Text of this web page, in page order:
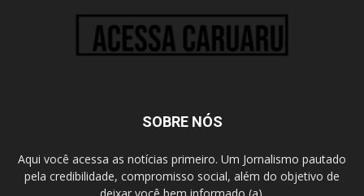
SOBRE NÓS
Aqui você acessa as notícias primeiro. Um Jornalismo pautado
pela credibilidade, compromisso social, além do objetivo de
deixar você bem informado (a).